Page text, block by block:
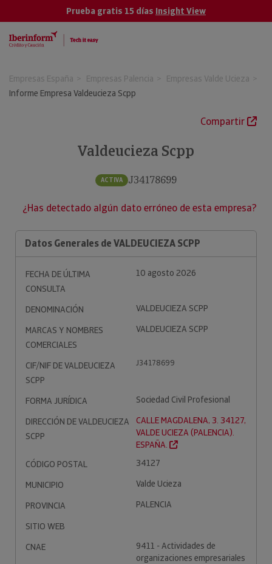
Prueba gratis 15 días Insight View
Empresas España Empresas Palencia
Empresas Valde Ucieza
Informe Empresa Valdeucieza Scpp
Compartir
Valdeucieza Scpp
ACTIVA J34178699
¿Has detectado algún dato erróneo de esta empresa?
Datos Generales de VALDEUCIEZA SCPP
FECHA DE ÚLTIMA
CONSULTA
10 agosto 2026
DENOMINACIÓN
VALDEUCIEZA SCPP
MARCAS Y NOMBRES
COMERCIALES
VALDEUCIEZA SCPP
CIF/NIF DE VALDEUCIEZA
SCPP
J34178699
FORMA JURÍDICA
Sociedad Civil Profesional
DIRECCIÓN DE VALDEUCIEZA
SCPP
CALLE MAGDALENA, 3. 34127,
VALDE UCIEZA (PALENCIA).
ESPAÑA.
CÓDIGO POSTAL
34127
MUNICIPIO
Valde Ucieza
PROVINCIA
PALENCIA
SITIO WEB
CNAE
9411 - Actividades de
organizaciones empresariales